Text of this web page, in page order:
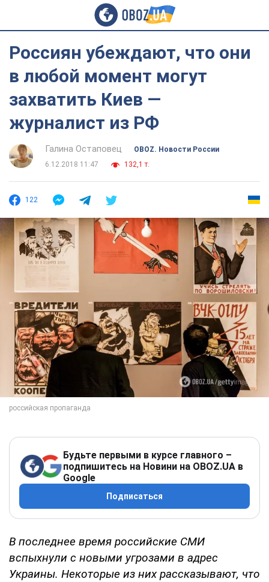
Россиян убеждают, что они
в любой момент могут
захватить Киев —
журналист из РФ
Галина Остаповец
OBOZ. Новости России
6.12.2018 11:47
132,1 т.
122
Будьте первыми в курсе главного –
подпишитесь на Новини на OBOZ.UA в
Google
Подписаться
В последнее время российские СМИ
вспыхнули с новыми угрозами в адрес
Украины. Некоторые из них рассказывают, что